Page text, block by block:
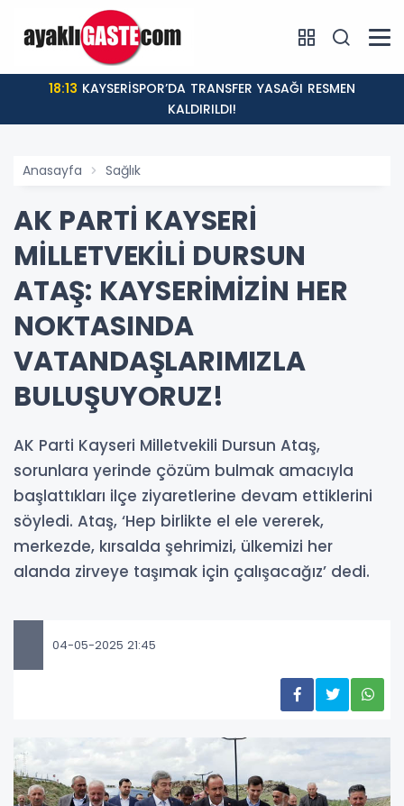
18:13
KALDIRILDI!
Anasayfa Sağlık
AK PARTİ KAYSERİ
MİLLETVEKİLİ DURSUN
ATAŞ: KAYSERİMİZİN HER
NOKTASINDA
VATANDAŞLARIMIZLA
BULUŞUYORUZ!
AK Parti Kayseri Milletvekili Dursun Ataş,
sorunlara yerinde çözüm bulmak amacıyla
başlattıkları ilçe ziyaretlerine devam ettiklerini
söyledi. Ataş, ‘Hep birlikte el ele vererek,
merkezde, kırsalda şehrimizi, ülkemizi her
alanda zirveye taşımak için çalışacağız’ dedi.
04-05-2025 21:45